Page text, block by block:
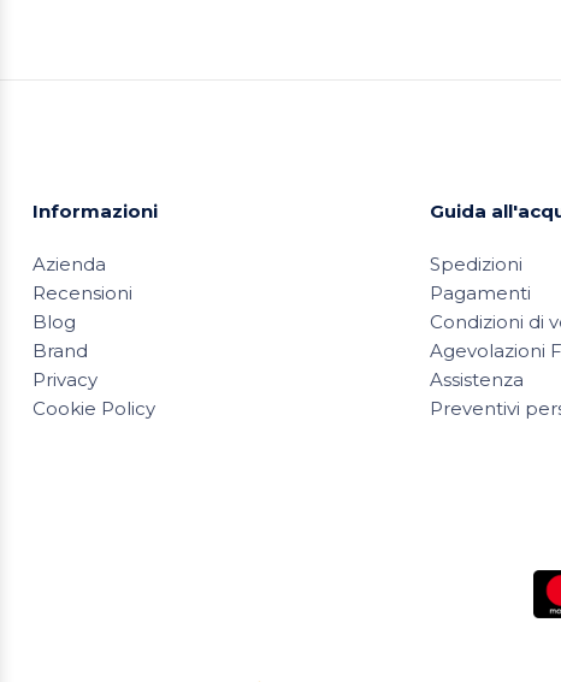
Informazioni
Azienda
Recensioni
Blog
Brand
Privacy
Cookie Policy
Guida
Spedizioni
Pagamenti
Condizioni di
Agevolazioni
Assistenza
Preventivi